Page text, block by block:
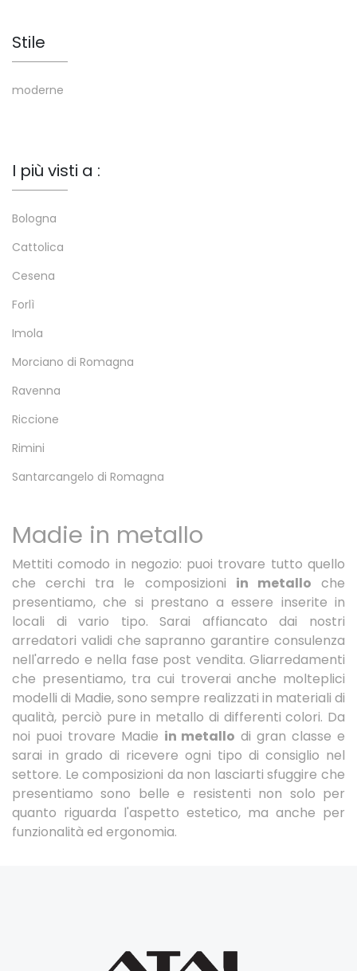
Stile
moderne
I più visti a :
Bologna
Cattolica
Cesena
Forlì
Imola
Morciano di Romagna
Ravenna
Riccione
Rimini
Santarcangelo di Romagna
Madie in metallo
Mettiti comodo in negozio: puoi trovare tutto quello
che cerchi tra le composizioni in metallo che
presentiamo, che si prestano a essere inserite in
locali di vario tipo. Sarai affiancato dai nostri
arredatori validi che sapranno garantire consulenza
nell'arredo e nella fase post vendita. Gliarredamenti
che presentiamo, tra cui troverai anche molteplici
modelli di Madie, sono sempre realizzati in materiali di
qualità, perciò pure in metallo di differenti colori. Da
noi puoi trovare Madie in metallo di gran classe e
sarai in grado di ricevere ogni tipo di consiglio nel
settore. Le composizioni da non lasciarti sfuggire che
presentiamo sono belle e resistenti non solo per
quanto riguarda l'aspetto estetico, ma anche per
funzionalità ed ergonomia.